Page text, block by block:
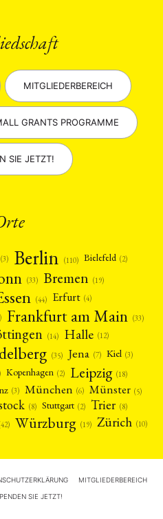
MITGLIEDERBEREICH
GRANTS PROGRAMME
SIE JETZT!
(3) Berlin (110) Bielefeld (2)
(33) Bremen (19)
(44) Erfurt (4)
Frankfurt am Main (33)
(14) Halle (12)
(35) Jena (7) Kiel (3)
Kopenhagen (2) Leipzig (18)
(3) München (6) Münster (5)
(8) Stuttgart (2) Trier (8)
Würzburg (19) Zürich (10)
MITGLIEDERBEREICH
SIE JETZT!